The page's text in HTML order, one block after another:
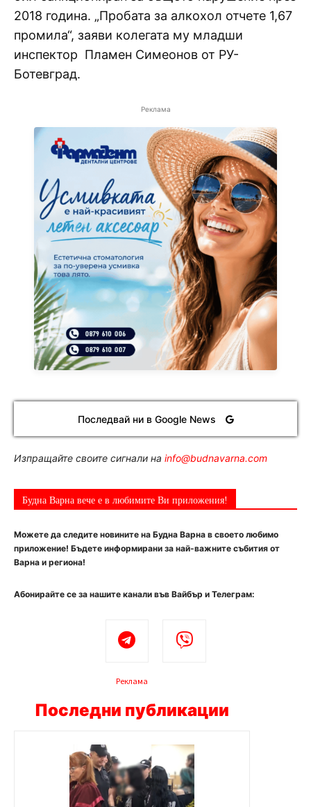
2018 година. „Пробата за алкохол отчете 1,67
промила“, заяви колегата му младши
инспектор Пламен Симеонов от РУ-
Ботевград.
Реклама
Последвай ни в Google News
Изпращайте своите сигнали на info@budnavarna.com
Будна Варна вече е в любимите Ви приложения!
Можете да следите новините на Будна Варна в своето любимо
приложение! Бъдете информирани за най-важните събития от
Варна и региона!
Абонирайте се за нашите канали във Вайбър и Телеграм:
Реклама
Последни публикации